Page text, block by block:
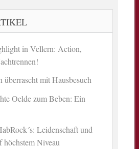
in Vellern: Action,
überrascht mit Hausbesuch
Oelde zum Beben: Ein
Leidenschaft und
höchstem Niveau